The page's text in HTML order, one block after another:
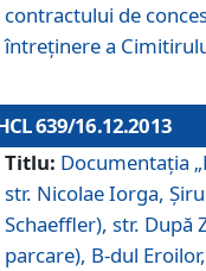
contractului de
întreţinere a
639/16.12.2013
Titlu: Documentaţia
str. Nicolae Iorga,
Schaeffler), str. După
parcare), B-dul